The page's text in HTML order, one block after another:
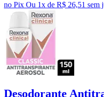
no Pix Ou 1x de R$ 26,51 sem
Desodorante